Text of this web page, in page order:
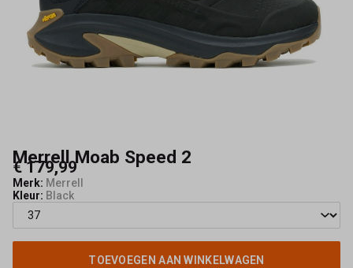
Merrell Moab Speed 2
€ 179,99
Merk: Merrell
Kleur: Black
TOEVOEGEN AAN WINKELWAGEN